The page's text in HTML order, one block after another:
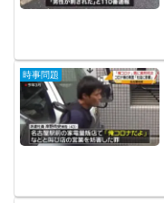
時事問題